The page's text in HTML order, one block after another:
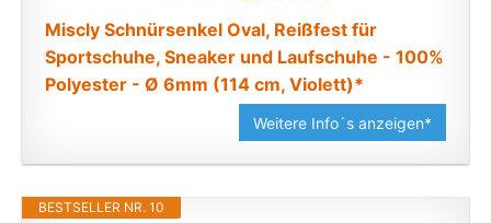
Miscly Schnürsenkel Oval, Reißfest für
Sportschuhe, Sneaker und Laufschuhe - 100%
Polyester - Ø 6mm (114 cm, Violett)*
Weitere Info´s anzeigen*
BESTSELLER NR. 10